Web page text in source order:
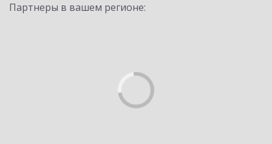
Партнеры в вашем регионе: